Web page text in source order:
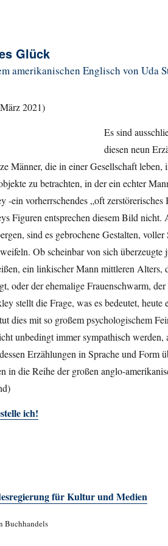
Glück
amerikanischen Englisch von Uda
2021)
Es sind
diesen neun
Männer, die in einer Gesellschaft
zu betrachten, in der ein echter
-ein vorherrschendes „oft
Figuren entsprechen diesem Bild nicht.
sind es gebrochene Gestalten,
Ob scheinbar von sich überzeugte
ein linkischer Mann mittleren Alters,
oder der ehemalige Frauenschwarm,
stellt die Frage, was es bedeutet,
dies mit so großem psychologischem
unbedingt immer sympathisch
Erzählungen in Sprache und Form
in die Reihe der großen anglo-
ich!
für Kultur und Medien